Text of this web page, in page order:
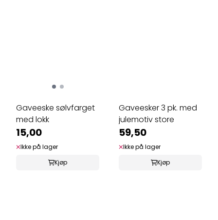
Gaveeske sølvfarget
med lokk
15,00
Ikke på lager
Kjøp
Gaveesker 3 pk. med
julemotiv store
59,50
Ikke på lager
Kjøp